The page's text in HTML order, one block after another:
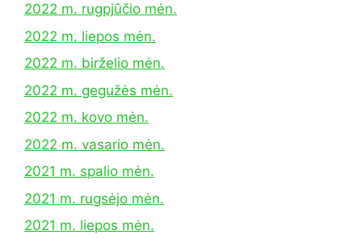
2022 m. rugpjūčio mėn.
2022 m. liepos mėn.
2022 m. birželio mėn.
2022 m. gegužės mėn.
2022 m. kovo mėn.
2022 m. vasario mėn.
2021 m. spalio mėn.
2021 m. rugsėjo mėn.
2021 m. liepos mėn.